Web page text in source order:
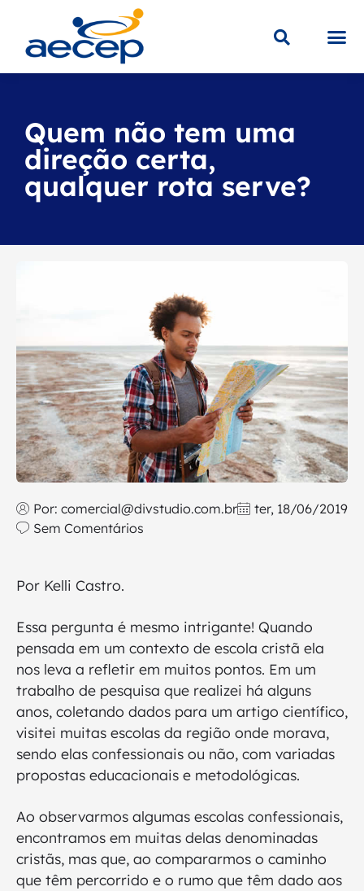
Quem não tem uma
direção certa,
qualquer rota serve?
Por: comercial@divstudio.com.br
ter, 18/06/2019
Sem Comentários
Por Kelli Castro.
Essa pergunta é mesmo intrigante! Quando
pensada em um contexto de escola cristã ela
nos leva a refletir em muitos pontos. Em um
trabalho de pesquisa que realizei há alguns
anos, coletando dados para um artigo científico,
visitei muitas escolas da região onde morava,
sendo elas confessionais ou não, com variadas
propostas educacionais e metodológicas.
Ao observarmos algumas escolas confessionais,
encontramos em muitas delas denominadas
cristãs, mas que, ao compararmos o caminho
que têm percorrido e o rumo que têm dado aos